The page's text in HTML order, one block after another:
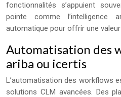
fonctionnalités s’appuient
pointe comme l’intelligence
automatique pour offrir une
Automatisation des
ariba ou icertis
L’automatisation des workflows
solutions CLM avancées. Des